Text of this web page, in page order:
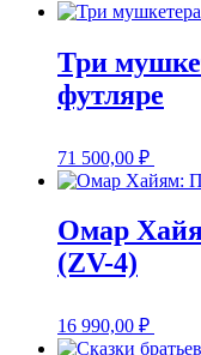
Три
футляре
71 500,00 ₽
Омар
(ZV-4)
16 990,00 ₽